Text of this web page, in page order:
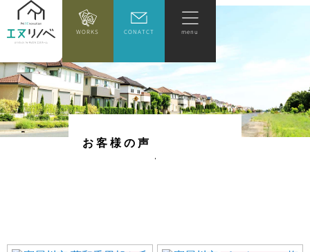
WORKS CONATCT menu
お 客 様 の 声